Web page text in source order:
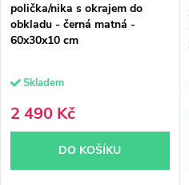
polička/nika s okrajem do
obkladu - černá matná -
60x30x10 cm
Skladem
2 490 Kč
DO KOŠÍKU